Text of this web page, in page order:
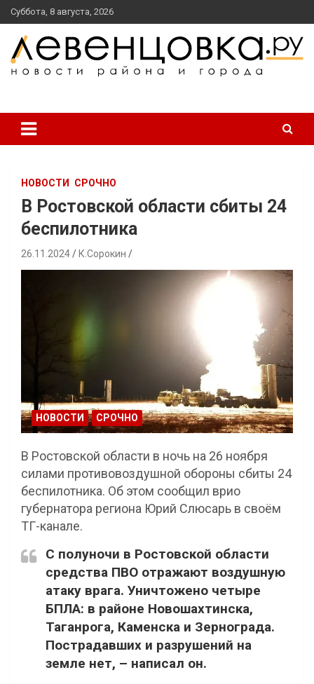
перейти
к
содержанию
Суббота, 8 августа, 2026
НОВОСТИ СРОЧНО
В Ростовской области сбиты 24
беспилотника
26.11.2024 К.Сорокин
НОВОСТИ СРОЧНО
В Ростовской области в ночь на 26 ноября
силами противовоздушной обороны сбиты 24
беспилотника. Об этом сообщил врио
губернатора региона Юрий Слюсарь в своём
TГ-канале.
С полуночи в Ростовской области
средства ПВО отражают воздушную
атаку врага. Уничтожено четыре
БПЛА: в районе Новошахтинска,
Таганрога, Каменска и Зернограда.
Пострадавших и разрушений на
земле нет, – написал он.